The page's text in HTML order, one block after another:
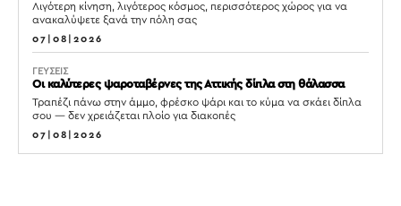
Λιγότερη κίνηση, λιγότερος κόσμος, περισσότερος χώρος για να
ανακαλύψετε ξανά την πόλη σας
07|08|2026
ΓΕΥΣΕΙΣ
Οι καλύτερες ψαροταβέρνες της Αττικής δίπλα στη θάλασσα
Τραπέζι πάνω στην άμμο, φρέσκο ψάρι και το κύμα να σκάει δίπλα
σου — δεν χρειάζεται πλοίο για διακοπές
07|08|2026